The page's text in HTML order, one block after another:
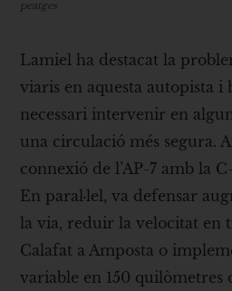
peatges
Lamiel ha destacat la
viaris en aquesta autopista i
necessari intervenir en
una circulació més segura.
connexió de l’AP-7 amb la
En paral·lel, va defensar
la via, reduir la velocitat en
Calafat a Amposta o
variable en 150 quilòmetres